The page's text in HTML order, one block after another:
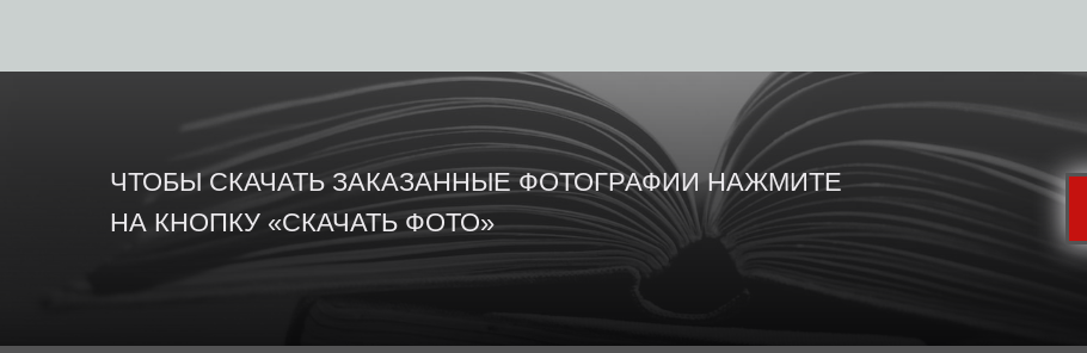
ЧТОБЫ СКАЧАТЬ ЗАКАЗАННЫЕ ФОТОГРАФИИ НАЖМИТЕ
НА КНОПКУ «СКАЧАТЬ ФОТО»